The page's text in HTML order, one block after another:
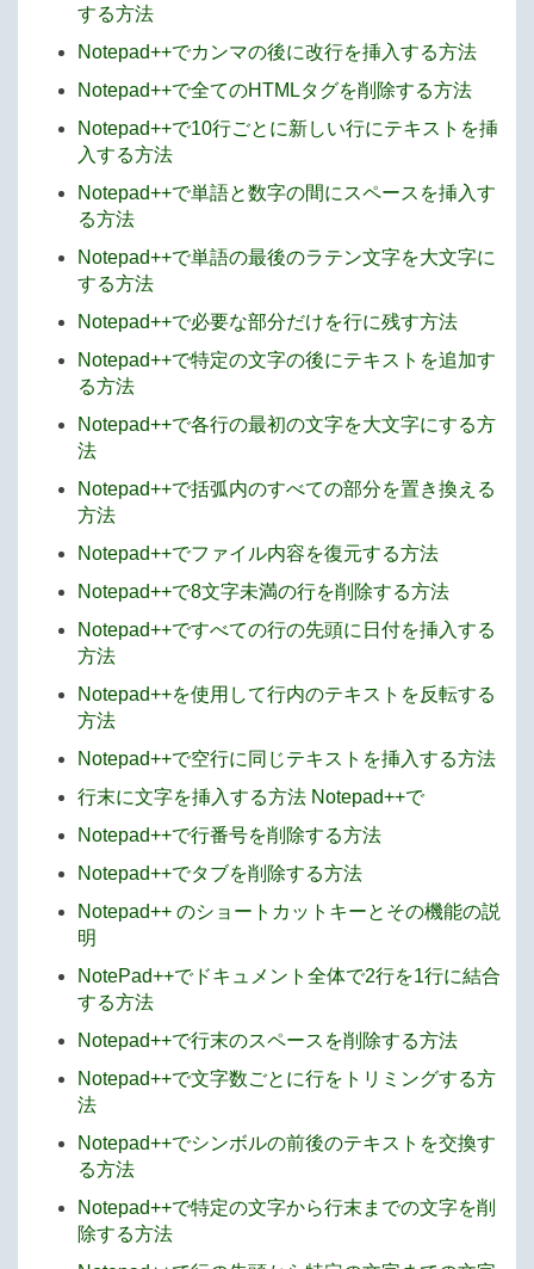
する方法
Notepad++でカンマの後に改行を挿入する方法
Notepad++で全てのHTMLタグを削除する方法
Notepad++で10行ごとに新しい行にテキストを挿
入する方法
Notepad++で単語と数字の間にスペースを挿入す
る方法
Notepad++で単語の最後のラテン文字を大文字に
する方法
Notepad++で必要な部分だけを行に残す方法
Notepad++で特定の文字の後にテキストを追加す
る方法
Notepad++で各行の最初の文字を大文字にする方
法
Notepad++で括弧内のすべての部分を置き換える
方法
Notepad++でファイル内容を復元する方法
Notepad++で8文字未満の行を削除する方法
Notepad++ですべての行の先頭に日付を挿入する
方法
Notepad++を使用して行内のテキストを反転する
方法
Notepad++で空行に同じテキストを挿入する方法
行末に文字を挿入する方法 Notepad++で
Notepad++で行番号を削除する方法
Notepad++でタブを削除する方法
Notepad++ のショートカットキーとその機能の説
明
NotePad++でドキュメント全体で2行を1行に結合
する方法
Notepad++で行末のスペースを削除する方法
Notepad++で文字数ごとに行をトリミングする方
法
Notepad++でシンボルの前後のテキストを交換す
る方法
Notepad++で特定の文字から行末までの文字を削
除する方法